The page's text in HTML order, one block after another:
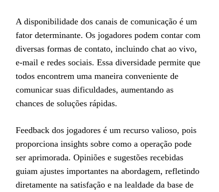
A disponibilidade dos canais de comunicação é um
fator determinante. Os jogadores podem contar com
diversas formas de contato, incluindo chat ao vivo,
e-mail e redes sociais. Essa diversidade permite que
todos encontrem uma maneira conveniente de
comunicar suas dificuldades, aumentando as
chances de soluções rápidas.
Feedback dos jogadores é um recurso valioso, pois
proporciona insights sobre como a operação pode
ser aprimorada. Opiniões e sugestões recebidas
guiam ajustes importantes na abordagem, refletindo
diretamente na satisfação e na lealdade da base de